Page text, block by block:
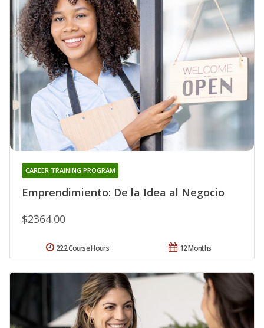
Emprendimiento: De la Idea al Negocio
CAREER TRAINING PROGRAM
$2364.00
12 Months
222 Course Hours